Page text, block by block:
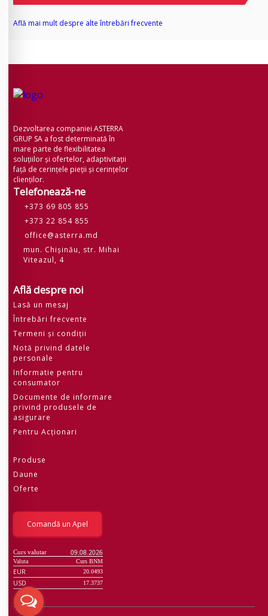
Află mai mult despre alte întrebări frecvente
Dezvoltarea companiei ASTERRA
GRUP SA a fost determinată în
mare parte de flexibilitatea
soluțiilor și ofertelor, adaptivitații
față de cerințele pieții și cerințelor
clienților.
Telefonează-ne
+373 69 805 855
+373 22 854 855
office@asterra.md
mun. Chișinău, str. Mihai
Viteazul, 4
Află despre noi
Lasă un mesaj
Întrebări frecvente
Termeni și condiții
Notă privind datele
personale
Informatie pentru
consumator
Documente de informare
privind produsele de
asigurare
Pentru Acționari
Produse
Daune
Oferte
Comandă un Apel
Curs valutar 09.08.2026
Valuta Curs BNM
EUR 20.0493
USD 17.3737